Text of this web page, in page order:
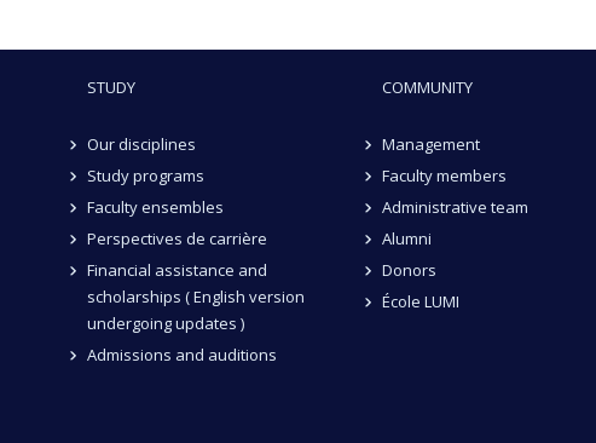
STUDY
Our disciplines
Study programs
Faculty ensembles
Perspectives de carrière
Financial assistance and
scholarships ( English version
undergoing updates )
Admissions and auditions
COMMUNITY
Management
Faculty members
Administrative team
Alumni
Donors
École LUMI